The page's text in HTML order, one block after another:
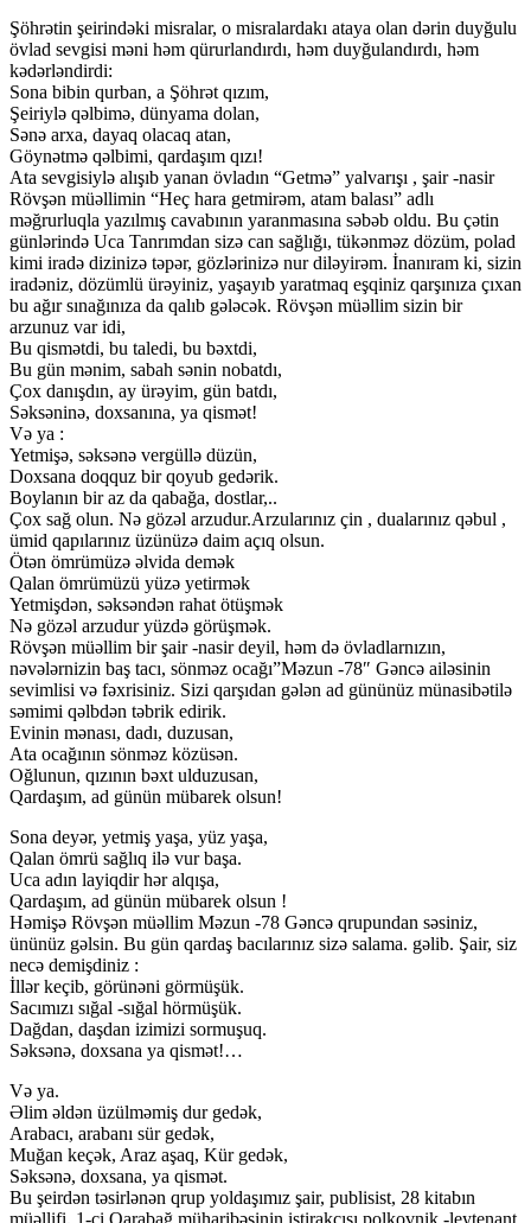
Şöhrətin şeirindəki misralar, o misralardakı ataya olan dərin duyğulu
övlad sevgisi məni həm qürurlandırdı, həm duyğulandırdı, həm
kədərləndirdi:
Sona bibin qurban, a Şöhrət qızım,
Şeiriylə qəlbimə, dünyama dolan,
Sənə arxa, dayaq olacaq atan,
Göynətmə qəlbimi, qardaşım qızı!
Ata sevgisiylə alışıb yanan övladın “Getmə” yalvarışı , şair -nasir
Rövşən müəllimin “Heç hara getmirəm, atam balası” adlı
məğrurluqla yazılmış cavabının yaranmasına səbəb oldu. Bu çətin
günlərində Uca Tanrımdan sizə can sağlığı, tükənməz dözüm, polad
kimi iradə dizinizə təpər, gözlərinizə nur diləyirəm. İnanıram ki, sizin
iradəniz, dözümlü ürəyiniz, yaşayıb yaratmaq eşqiniz qarşınıza çıxan
bu ağır sınağınıza da qalıb gələcək. Rövşən müəllim sizin bir
arzunuz var idi,
Bu qismətdi, bu taledi, bu bəxtdi,
Bu gün mənim, sabah sənin nobatdı,
Çox danışdın, ay ürəyim, gün batdı,
Səksəninə, doxsanına, ya qismət!
Və ya :
Yetmişə, səksənə vergüllə düzün,
Doxsana doqquz bir qoyub gedərik.
Boylanın bir az da qabağa, dostlar,..
Çox sağ olun. Nə gözəl arzudur.Arzularınız çin , dualarınız qəbul ,
ümid qapılarınız üzünüzə daim açıq olsun.
Ötən ömrümüzə əlvida demək
Qalan ömrümüzü yüzə yetirmək
Yetmişdən, səksəndən rahat ötüşmək
Nə gözəl arzudur yüzdə görüşmək.
Rövşən müəllim bir şair -nasir deyil, həm də övladlarnızın,
nəvələrnizin baş tacı, sönməz ocağı”Məzun -78″ Gəncə ailəsinin
sevimlisi və fəxrisiniz. Sizi qarşıdan gələn ad gününüz münasibətilə
səmimi qəlbdən təbrik edirik.
Evinin mənası, dadı, duzusan,
Ata ocağının sönməz közüsən.
Oğlunun, qızının bəxt ulduzusan,
Qardaşım, ad günün mübarek olsun!
Sona deyər, yetmiş yaşa, yüz yaşa,
Qalan ömrü sağlıq ilə vur başa.
Uca adın layiqdir hər alqışa,
Qardaşım, ad günün mübarek olsun !
Həmişə Rövşən müəllim Məzun -78 Gəncə qrupundan səsiniz,
ününüz gəlsin. Bu gün qardaş bacılarınız sizə salama. gəlib. Şair, siz
necə demişdiniz :
İllər keçib, görünəni görmüşük.
Sacımızı sığal -sığal hörmüşük.
Dağdan, daşdan izimizi sormuşuq.
Səksənə, doxsana ya qismət!…
Və ya.
Əlim əldən üzülməmiş dur gedək,
Arabacı, arabanı sür gedək,
Muğan keçək, Araz aşaq, Kür gedək,
Səksənə, doxsana, ya qismət.
Bu şeirdən təsirlənən qrup yoldaşımız şair, publisist, 28 kitabın